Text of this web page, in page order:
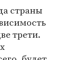
страны
трети.